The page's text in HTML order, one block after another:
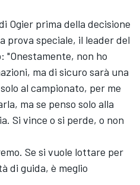
Ogier prima della decisione
prova speciale, il leader del
"Onestamente, non ho
ma di sicuro sarà una
al campionato, per me
ma se penso solo alla
Si vince o si perde, o non
Se si vuole lottare per
di guida, è meglio